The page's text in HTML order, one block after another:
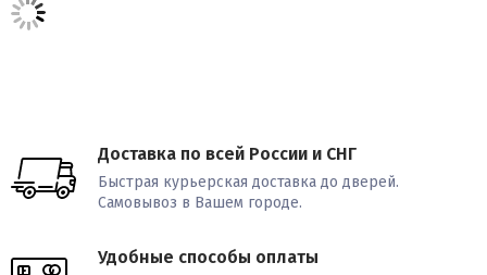
Доставка по всей России и СНГ
Быстрая курьерская доставка до дверей.
Самовывоз в Вашем городе.
Удобные способы оплаты